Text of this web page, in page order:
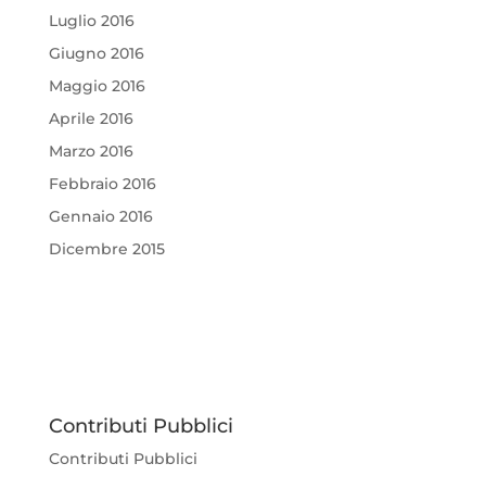
Luglio 2016
Giugno 2016
Maggio 2016
Aprile 2016
Marzo 2016
Febbraio 2016
Gennaio 2016
Dicembre 2015
Contributi Pubblici
Contributi Pubblici